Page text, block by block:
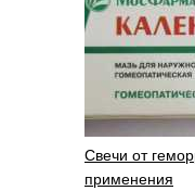
Свечи от
применения